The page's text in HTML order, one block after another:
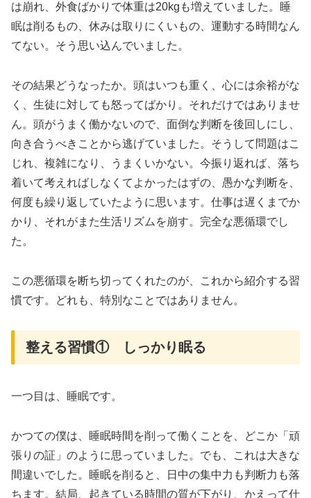
は崩れ、外食ばかりで体重は20kgも増えていました。睡
眠は削るもの、休みは取りにくいもの、運動する時間なん
てない。そう思い込んでいました。
その結果どうなったか。頭はいつも重く、心には余裕がな
く、生徒に対しても怒ってばかり。それだけではありませ
ん。頭がうまく働かないので、面倒な判断を後回しにし、
向き合うべきことから逃げていました。そうして問題はこ
じれ、複雑になり、うまくいかない。今振り返れば、落ち
着いて考えればしなくてよかったはずの、愚かな判断を、
何度も繰り返していたように思います。仕事は遅くまでか
かり、それがまた生活リズムを崩す。完全な悪循環でし
た。
この悪循環を断ち切ってくれたのが、これから紹介する習
慣です。どれも、特別なことではありません。
整える習慣① しっかり眠る
一つ目は、睡眠です。
かつての僕は、睡眠時間を削って働くことを、どこか「頑
張りの証」のように思っていました。でも、これは大きな
間違いでした。睡眠を削ると、日中の集中力も判断力も落
ちます。結局、起きている時間の質が下がり、かえって仕